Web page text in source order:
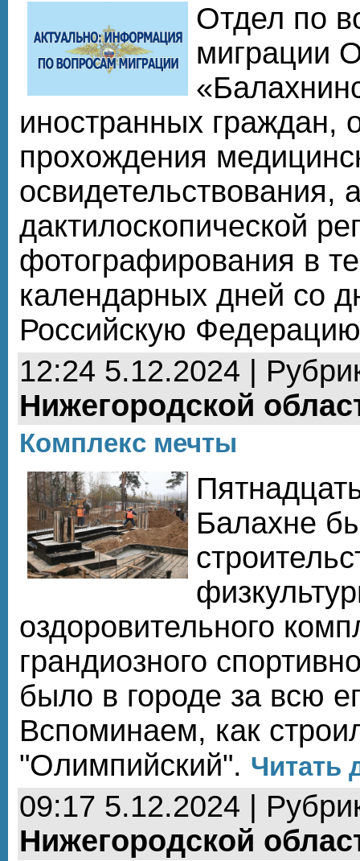
Отдел по
миграции
иностранных граждан,
прохождения
освидетельствования,
дактилоскопической
фотографирования в
календарных дней со
Российскую
12:24 5.12.2024 |
Нижегородской
Комплекс мечты
Балахне
оздоровительного
грандиозного
было в городе за всю
Вспоминаем, как
"Олимпийский". Читать
09:17 5.12.2024 |
Нижегородской